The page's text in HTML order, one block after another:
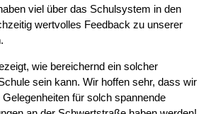
viel über das Schulsystem in den
wertvolles Feedback zu unserer
wie bereichernd ein solcher
sein kann. Wir hoffen sehr, dass wir
für solch spannende